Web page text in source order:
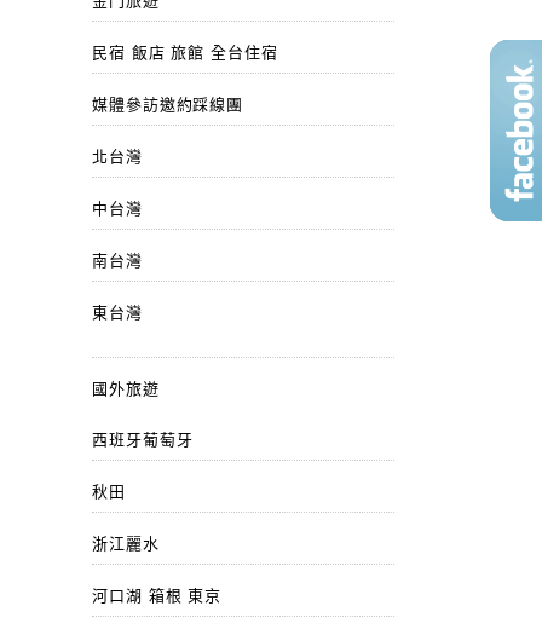
民宿 飯店 旅館 全台住宿
媒體參訪邀約踩線團
北台灣
中台灣
南台灣
東台灣
國外旅遊
西班牙葡萄牙
秋田
浙江麗水
河口湖 箱根 東京